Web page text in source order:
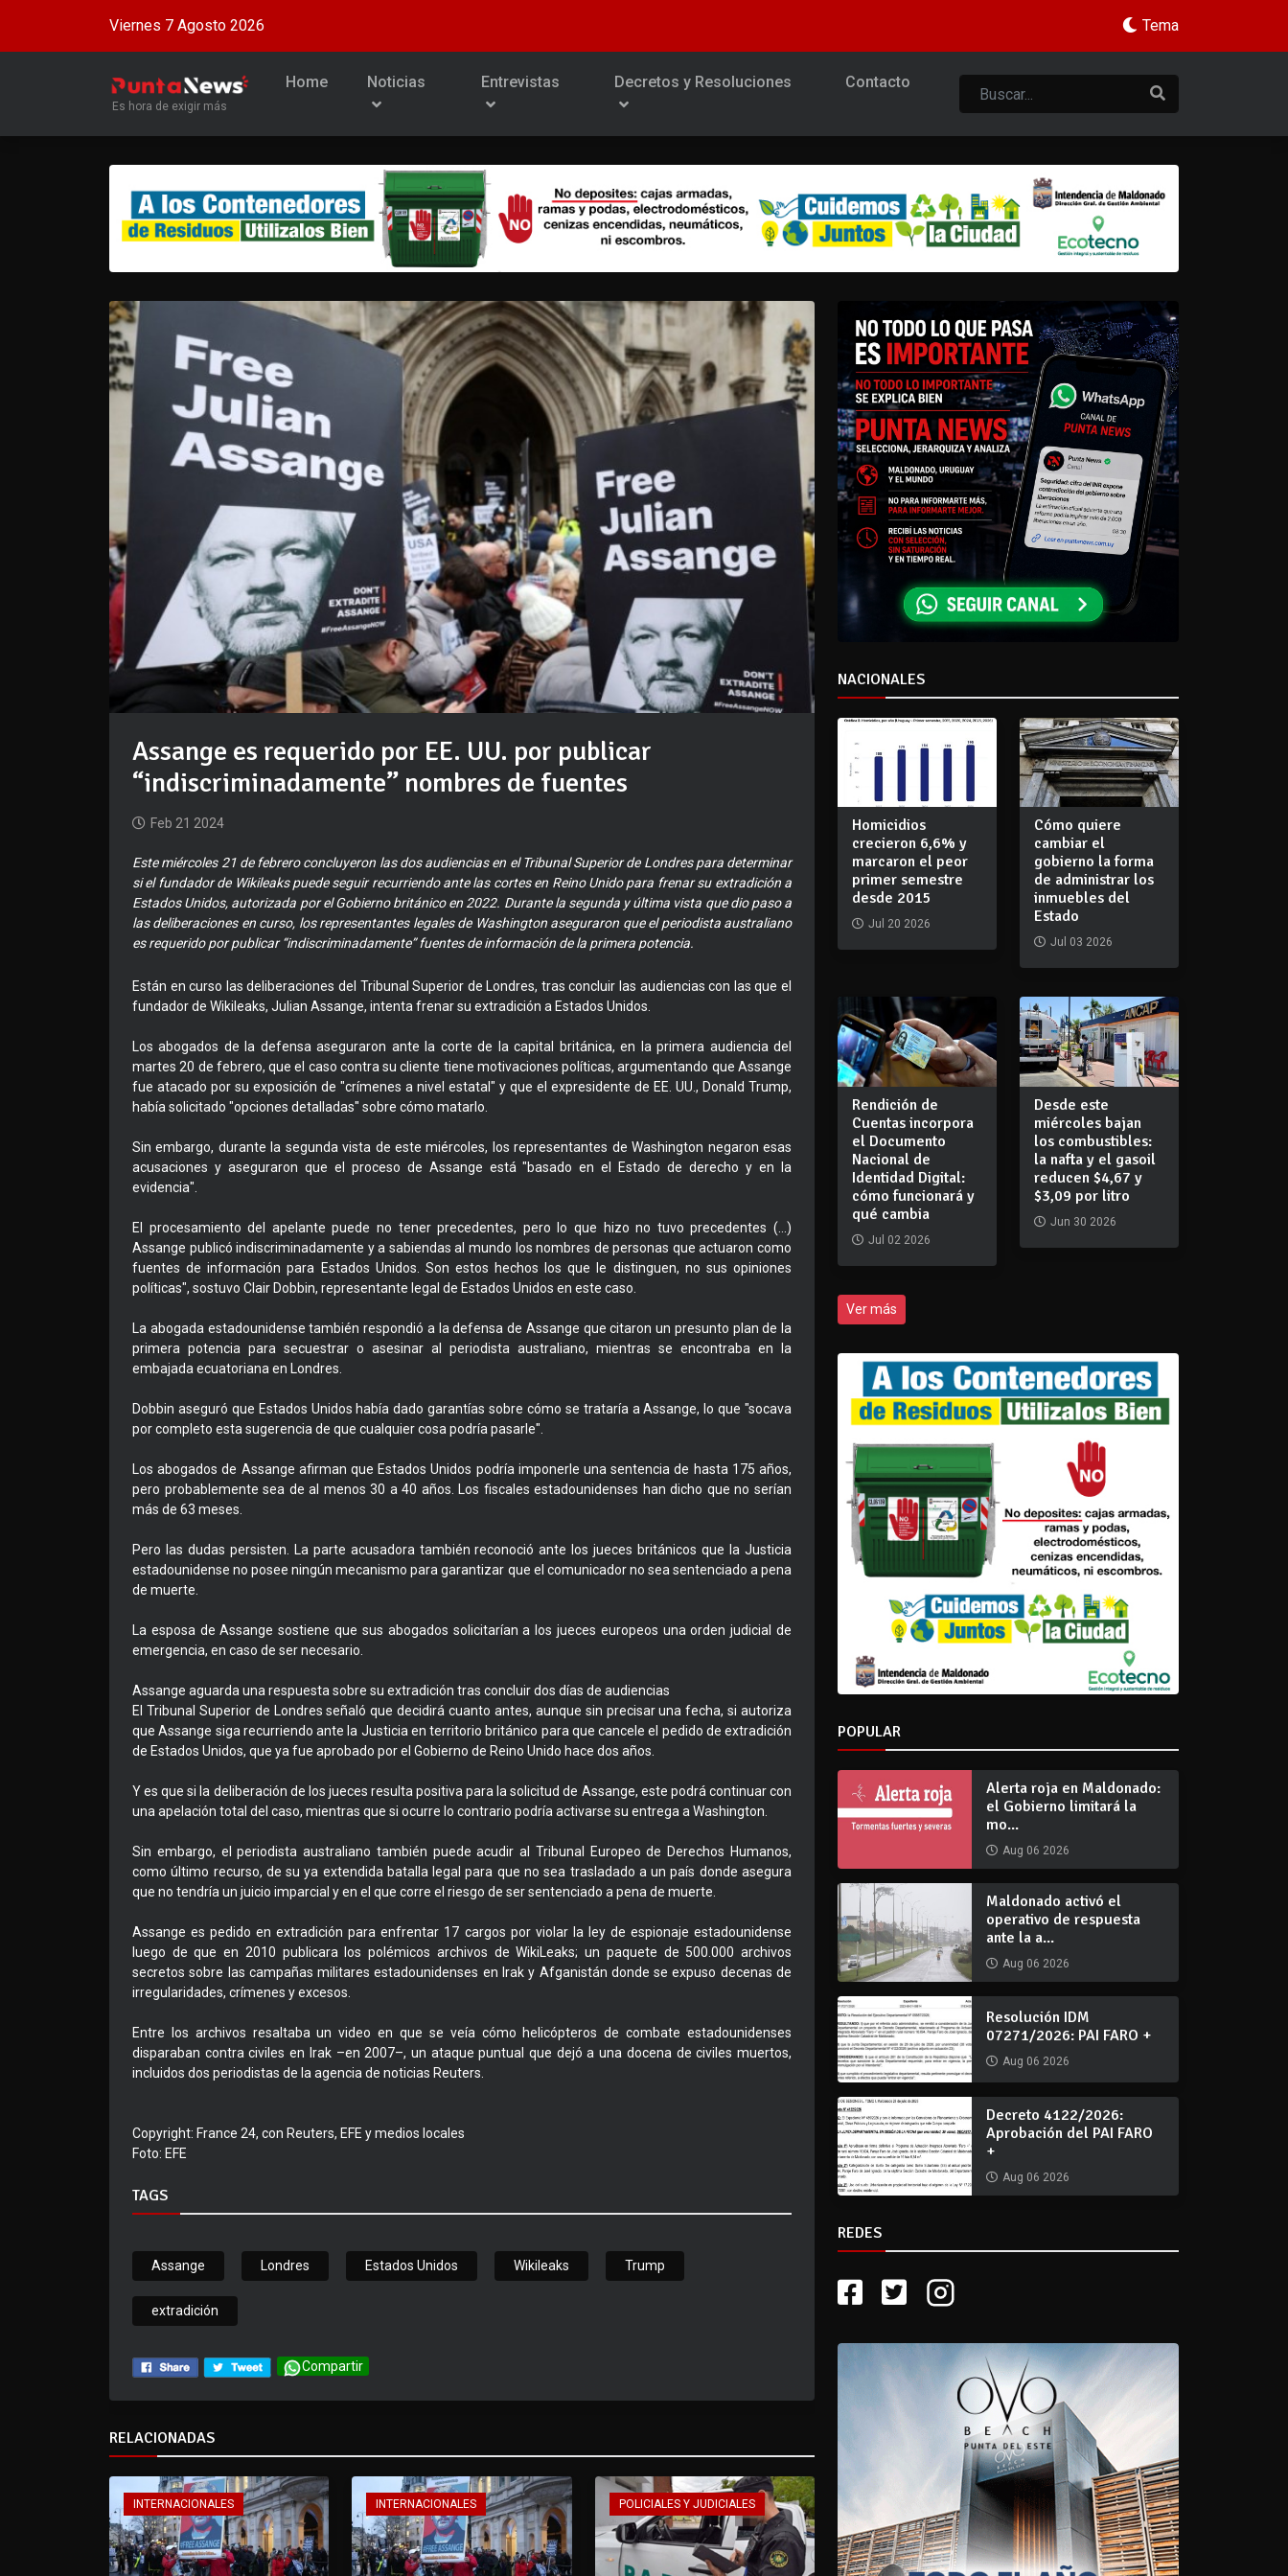
Viernes 7 Agosto 2026 Tema
Es hora de exigir más
Home Noticias Entrevistas Decretos y Resoluciones Contacto
Assange es requerido por EE. UU. por publicar
“indiscriminadamente” nombres de fuentes
Feb 21 2024
Este miércoles 21 de febrero concluyeron las dos audiencias en el Tribunal Superior de Londres para determinar
si el fundador de Wikileaks puede seguir recurriendo ante las cortes en Reino Unido para frenar su extradición a
Estados Unidos, autorizada por el Gobierno británico en 2022. Durante la segunda y última vista que dio paso a
las deliberaciones en curso, los representantes legales de Washington aseguraron que el periodista australiano
es requerido por publicar “indiscriminadamente” fuentes de información de la primera potencia.
Están en curso las deliberaciones del Tribunal Superior de Londres, tras concluir las audiencias con las que el
fundador de Wikileaks, Julian Assange, intenta frenar su extradición a Estados Unidos.
Los abogados de la defensa aseguraron ante la corte de la capital británica, en la primera audiencia del
martes 20 de febrero, que el caso contra su cliente tiene motivaciones políticas, argumentando que Assange
fue atacado por su exposición de "crímenes a nivel estatal" y que el expresidente de EE. UU., Donald Trump,
había solicitado "opciones detalladas" sobre cómo matarlo.
Sin embargo, durante la segunda vista de este miércoles, los representantes de Washington negaron esas
acusaciones y aseguraron que el proceso de Assange está "basado en el Estado de derecho y en la
evidencia".
El procesamiento del apelante puede no tener precedentes, pero lo que hizo no tuvo precedentes (…)
Assange publicó indiscriminadamente y a sabiendas al mundo los nombres de personas que actuaron como
fuentes de información para Estados Unidos. Son estos hechos los que le distinguen, no sus opiniones
políticas", sostuvo Clair Dobbin, representante legal de Estados Unidos en este caso.
La abogada estadounidense también respondió a la defensa de Assange que citaron un presunto plan de la
primera potencia para secuestrar o asesinar al periodista australiano, mientras se encontraba en la
embajada ecuatoriana en Londres.
Dobbin aseguró que Estados Unidos había dado garantías sobre cómo se trataría a Assange, lo que "socava
por completo esta sugerencia de que cualquier cosa podría pasarle".
Los abogados de Assange afirman que Estados Unidos podría imponerle una sentencia de hasta 175 años,
pero probablemente sea de al menos 30 a 40 años. Los fiscales estadounidenses han dicho que no serían
más de 63 meses.
Pero las dudas persisten. La parte acusadora también reconoció ante los jueces británicos que la Justicia
estadounidense no posee ningún mecanismo para garantizar que el comunicador no sea sentenciado a pena
de muerte.
La esposa de Assange sostiene que sus abogados solicitarían a los jueces europeos una orden judicial de
emergencia, en caso de ser necesario.
Assange aguarda una respuesta sobre su extradición tras concluir dos días de audiencias
El Tribunal Superior de Londres señaló que decidirá cuanto antes, aunque sin precisar una fecha, si autoriza
que Assange siga recurriendo ante la Justicia en territorio británico para que cancele el pedido de extradición
de Estados Unidos, que ya fue aprobado por el Gobierno de Reino Unido hace dos años.
Y es que si la deliberación de los jueces resulta positiva para la solicitud de Assange, este podrá continuar con
una apelación total del caso, mientras que si ocurre lo contrario podría activarse su entrega a Washington.
Sin embargo, el periodista australiano también puede acudir al Tribunal Europeo de Derechos Humanos,
como último recurso, de su ya extendida batalla legal para que no sea trasladado a un país donde asegura
que no tendría un juicio imparcial y en el que corre el riesgo de ser sentenciado a pena de muerte.
Assange es pedido en extradición para enfrentar 17 cargos por violar la ley de espionaje estadounidense
luego de que en 2010 publicara los polémicos archivos de WikiLeaks; un paquete de 500.000 archivos
secretos sobre las campañas militares estadounidenses en Irak y Afganistán donde se expuso decenas de
irregularidades, crímenes y excesos.
Entre los archivos resaltaba un video en que se veía cómo helicópteros de combate estadounidenses
disparaban contra civiles en Irak –en 2007–, un ataque puntual que dejó a una docena de civiles muertos,
incluidos dos periodistas de la agencia de noticias Reuters.
Copyright: France 24, con Reuters, EFE y medios locales
Foto: EFE
TAGS
Assange Londres Estados Unidos Wikileaks Trump
extradición
Compartir
RELACIONADAS
INTERNACIONALES INTERNACIONALES POLICIALES Y JUDICIALES
NACIONALES
Homicidios
crecieron 6,6% y
marcaron el peor
primer semestre
desde 2015
Jul 20 2026
Cómo quiere
cambiar el
gobierno la forma
de administrar los
inmuebles del
Estado
Jul 03 2026
Rendición de
Cuentas incorpora
el Documento
Nacional de
Identidad Digital:
cómo funcionará y
qué cambia
Jul 02 2026
Desde este
miércoles bajan
los combustibles:
la nafta y el gasoil
reducen $4,67 y
$3,09 por litro
Jun 30 2026
Ver más
POPULAR
Alerta roja en Maldonado:
el Gobierno limitará la
mo...
Aug 06 2026
Maldonado activó el
operativo de respuesta
ante la a...
Aug 06 2026
Resolución IDM
07271/2026: PAI FARO +
Aug 06 2026
Decreto 4122/2026:
Aprobación del PAI FARO
+
Aug 06 2026
REDES